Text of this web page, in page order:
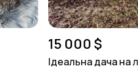
15 000 $
Ідеальна дача на